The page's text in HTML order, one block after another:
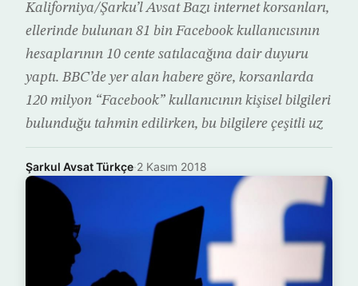
Kaliforniya/Şarku’l Avsat Bazı internet korsanları,
ellerinde bulunan 81 bin Facebook kullanıcısının
hesaplarının 10 cente satılacağına dair duyuru
yaptı. BBC’de yer alan habere göre, korsanlarda
120 milyon “Facebook” kullanıcının kişisel bilgileri
bulunduğu tahmin edilirken, bu bilgilere çeşitli uz
Şarkul Avsat Türkçe·2 Kasım 2018